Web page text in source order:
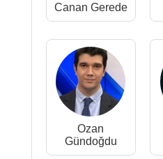
Canan Gerede
Ozan
Gündoğdu